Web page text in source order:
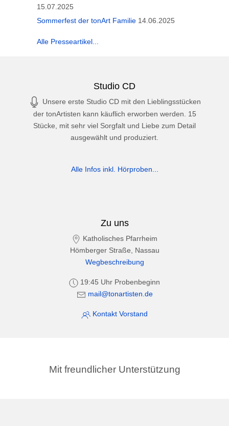
15.07.2025
Sommerfest der tonArt Familie 14.06.2025
Alle Presseartikel...
Studio CD
Unsere erste Studio CD mit den Lieblingsstücken
der tonArtisten kann käuflich erworben werden. 15
Stücke, mit sehr viel Sorgfalt und Liebe zum Detail
ausgewählt und produziert.
Alle Infos inkl. Hörproben...
Zu uns
Katholisches Pfarrheim
Hömberger Straße, Nassau
Wegbeschreibung
19:45 Uhr Probenbeginn
mail@tonartisten.de
Kontakt Vorstand
Mit freundlicher Unterstützung